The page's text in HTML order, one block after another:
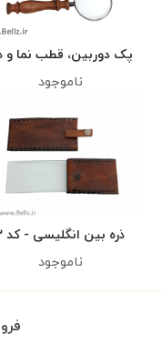
پک دوربین، قطب نما و
بین انگلیسی
ناموجود
ذره بین انگلیسی - کد ۲
ناموجود